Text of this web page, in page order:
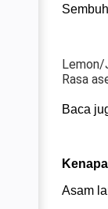
Lemon/
Rasa
Baca
Asam